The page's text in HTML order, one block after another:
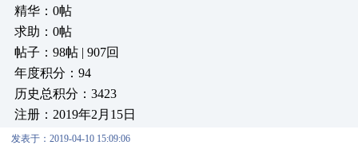
精华：0帖
求助：0帖
帖子：98帖 | 907回
年度积分：94
历史总积分：3423
注册：2019年2月15日
发表于：2019-04-10 15:09:06